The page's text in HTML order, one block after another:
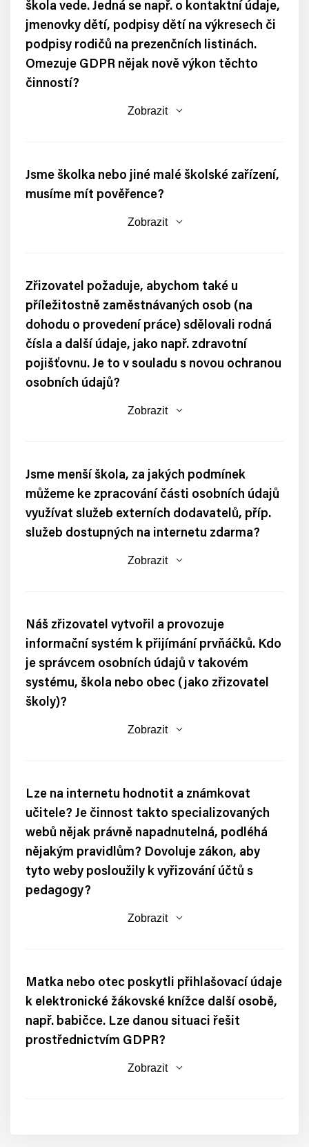
škola vede. Jedná se např. o kontaktní údaje,
jmenovky dětí, podpisy dětí na výkresech či
podpisy rodičů na prezenčních listinách.
Omezuje GDPR nějak nově výkon těchto
činností?
Zobrazit
Jsme školka nebo jiné malé školské zařízení,
musíme mít pověřence?
Zobrazit
Zřizovatel požaduje, abychom také u
příležitostně zaměstnávaných osob (na
dohodu o provedení práce) sdělovali rodná
čísla a další údaje, jako např. zdravotní
pojišťovnu. Je to v souladu s novou ochranou
osobních údajů?
Zobrazit
Jsme menší škola, za jakých podmínek
můžeme ke zpracování části osobních údajů
využívat služeb externích dodavatelů, příp.
služeb dostupných na internetu zdarma?
Zobrazit
Náš zřizovatel vytvořil a provozuje
informační systém k přijímání prvňáčků. Kdo
je správcem osobních údajů v takovém
systému, škola nebo obec (jako zřizovatel
školy)?
Zobrazit
Lze na internetu hodnotit a známkovat
učitele? Je činnost takto specializovaných
webů nějak právně napadnutelná, podléhá
nějakým pravidlům? Dovoluje zákon, aby
tyto weby posloužily k vyřizování účtů s
pedagogy?
Zobrazit
Matka nebo otec poskytli přihlašovací údaje
k elektronické žákovské knížce další osobě,
např. babičce. Lze danou situaci řešit
prostřednictvím GDPR?
Zobrazit